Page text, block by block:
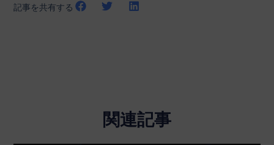
記事を共有する
関連記事